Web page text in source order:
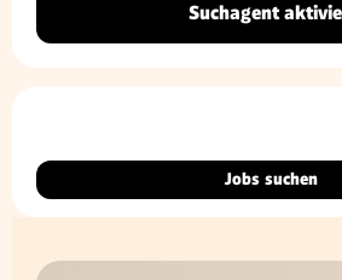
Suchagent
Jobs suchen